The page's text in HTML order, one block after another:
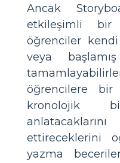
Ancak
etkileşimli bir
öğrenciler
veya
öğrencilere bir
kronolojik
ettireceklerini
yazma